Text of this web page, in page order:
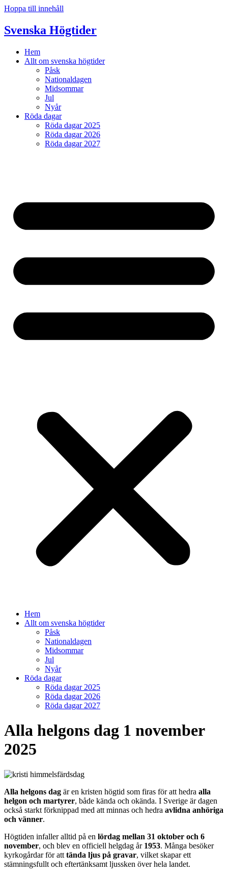
Hoppa till innehåll
Svenska Högtider
Hem
Allt om svenska högtider
Påsk
Nationaldagen
Midsommar
Jul
Nyår
Röda dagar
Röda dagar 2025
Röda dagar 2026
Röda dagar 2027
Hem
Allt om svenska högtider
Påsk
Nationaldagen
Midsommar
Jul
Nyår
Röda dagar
Röda dagar 2025
Röda dagar 2026
Röda dagar 2027
Alla helgons dag 1 november
2025
Alla helgons dag är en kristen högtid som firas för att hedra alla
helgon och martyrer, både kända och okända. I Sverige är dagen
också starkt förknippad med att minnas och hedra avlidna anhöriga
och vänner.
Högtiden infaller alltid på en lördag mellan 31 oktober och 6
november, och blev en officiell helgdag år 1953. Många besöker
kyrkogårdar för att tända ljus på gravar, vilket skapar ett
stämningsfullt och eftertänksamt ljussken över hela landet.